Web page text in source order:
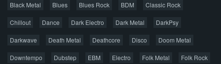
Black Metal Blues Blues Rock BDM Classic Rock
Chillout Dance Dark Electro Dark Metal DarkPsy
Darkwave Death Metal Deathcore Disco Doom Metal
Downtempo Dubstep EBM Electro Folk Metal Folk Rock
Популярное за сутки
Главная Поиск по сайту
Карта сайта